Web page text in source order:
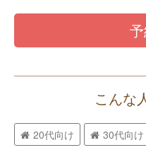
こんな
20代向け 30代向け